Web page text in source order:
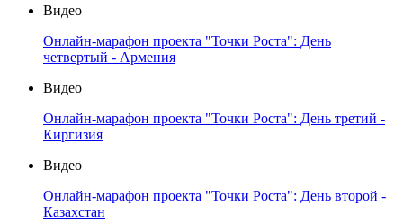
Видео
Онлайн-марафон проекта "Точки Роста": День
четвертый - Армения
Видео
Онлайн-марафон проекта "Точки Роста": День третий -
Киргизия
Видео
Онлайн-марафон проекта "Точки Роста": День второй -
Казахстан